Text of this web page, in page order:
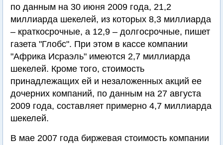
по данным на 30 июня 2009 года, 21,2
миллиарда шекелей, из которых 8,3 миллиарда
– краткосрочные, а 12,9 – долгосрочные, пишет
газета "Глобс". При этом в кассе компании
"Африка Исраэль" имеются 2,7 миллиарда
шекелей. Кроме того, стоимость
принадлежащих ей и незаложенных акций ее
дочерних компаний, по данным на 27 августа
2009 года, составляет примерно 4,7 миллиарда
шекелей.
В мае 2007 года биржевая стоимость компании